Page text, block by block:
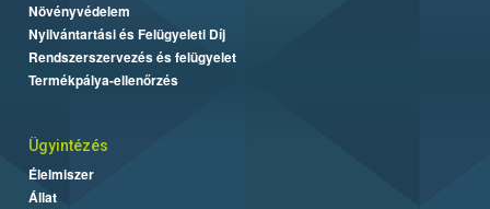
Növényvédelem
Nyilvántartási és Felügyeleti Díj
Rendszerszervezés és felügyelet
Termékpálya-ellenőrzés
Ügyintézés
Élelmiszer
Állat